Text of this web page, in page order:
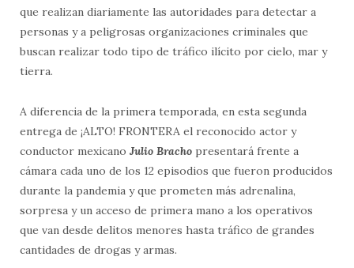
que realizan diariamente las autoridades para detectar a
personas y a peligrosas organizaciones criminales que
buscan realizar todo tipo de tráfico ilícito por cielo, mar y
tierra.
A diferencia de la primera temporada, en esta segunda
entrega de ¡ALTO! FRONTERA el reconocido actor y
conductor mexicano Julio Bracho presentará frente a
cámara cada uno de los 12 episodios que fueron producidos
durante la pandemia y que prometen más adrenalina,
sorpresa y un acceso de primera mano a los operativos
que van desde delitos menores hasta tráfico de grandes
cantidades de drogas y armas.